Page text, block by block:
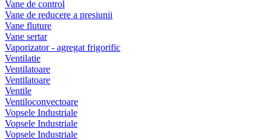
Vane de control
Vane de reducere a presiunii
Vane fluture
Vane sertar
Vaporizator - agregat frigorific
Ventilatie
Ventilatoare
Ventilatoare
Ventile
Ventiloconvectoare
Vopsele Industriale
Vopsele Industriale
Vopsele Industriale